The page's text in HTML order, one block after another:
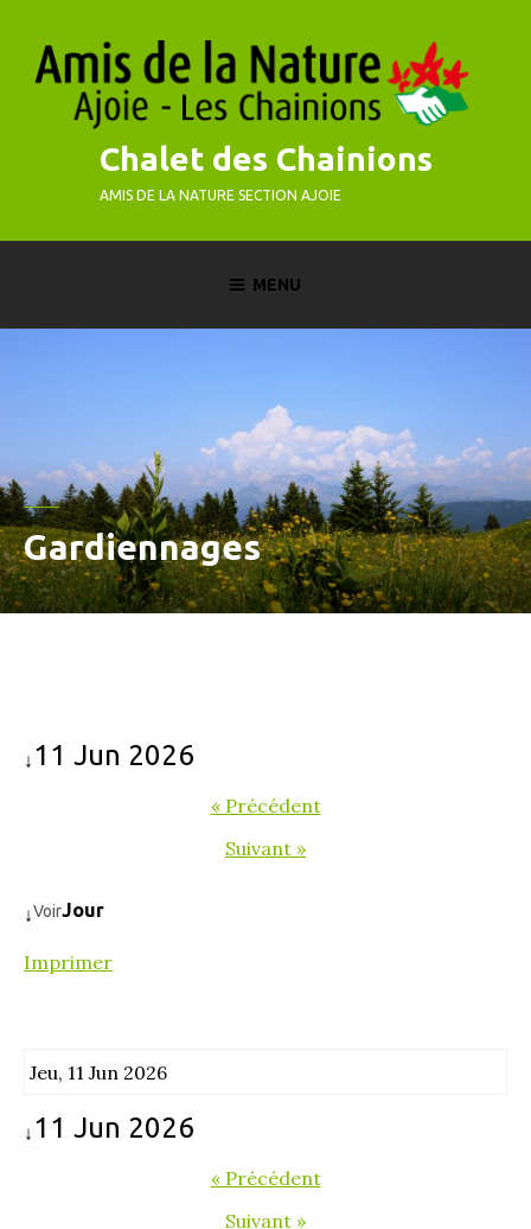
content
Chalet des Chainions
AMIS DE LA NATURE SECTION AJOIE
MENU
Gardiennages
↓ 11 Jun 2026
« Précédent
Suivant »
↓VoirJour
Imprimer
Jeu, 11 Jun 2026
↓ 11 Jun 2026
« Précédent
Suivant »